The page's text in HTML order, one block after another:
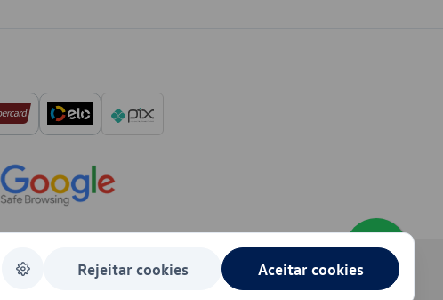
Rejeitar cookies Aceitar cookies